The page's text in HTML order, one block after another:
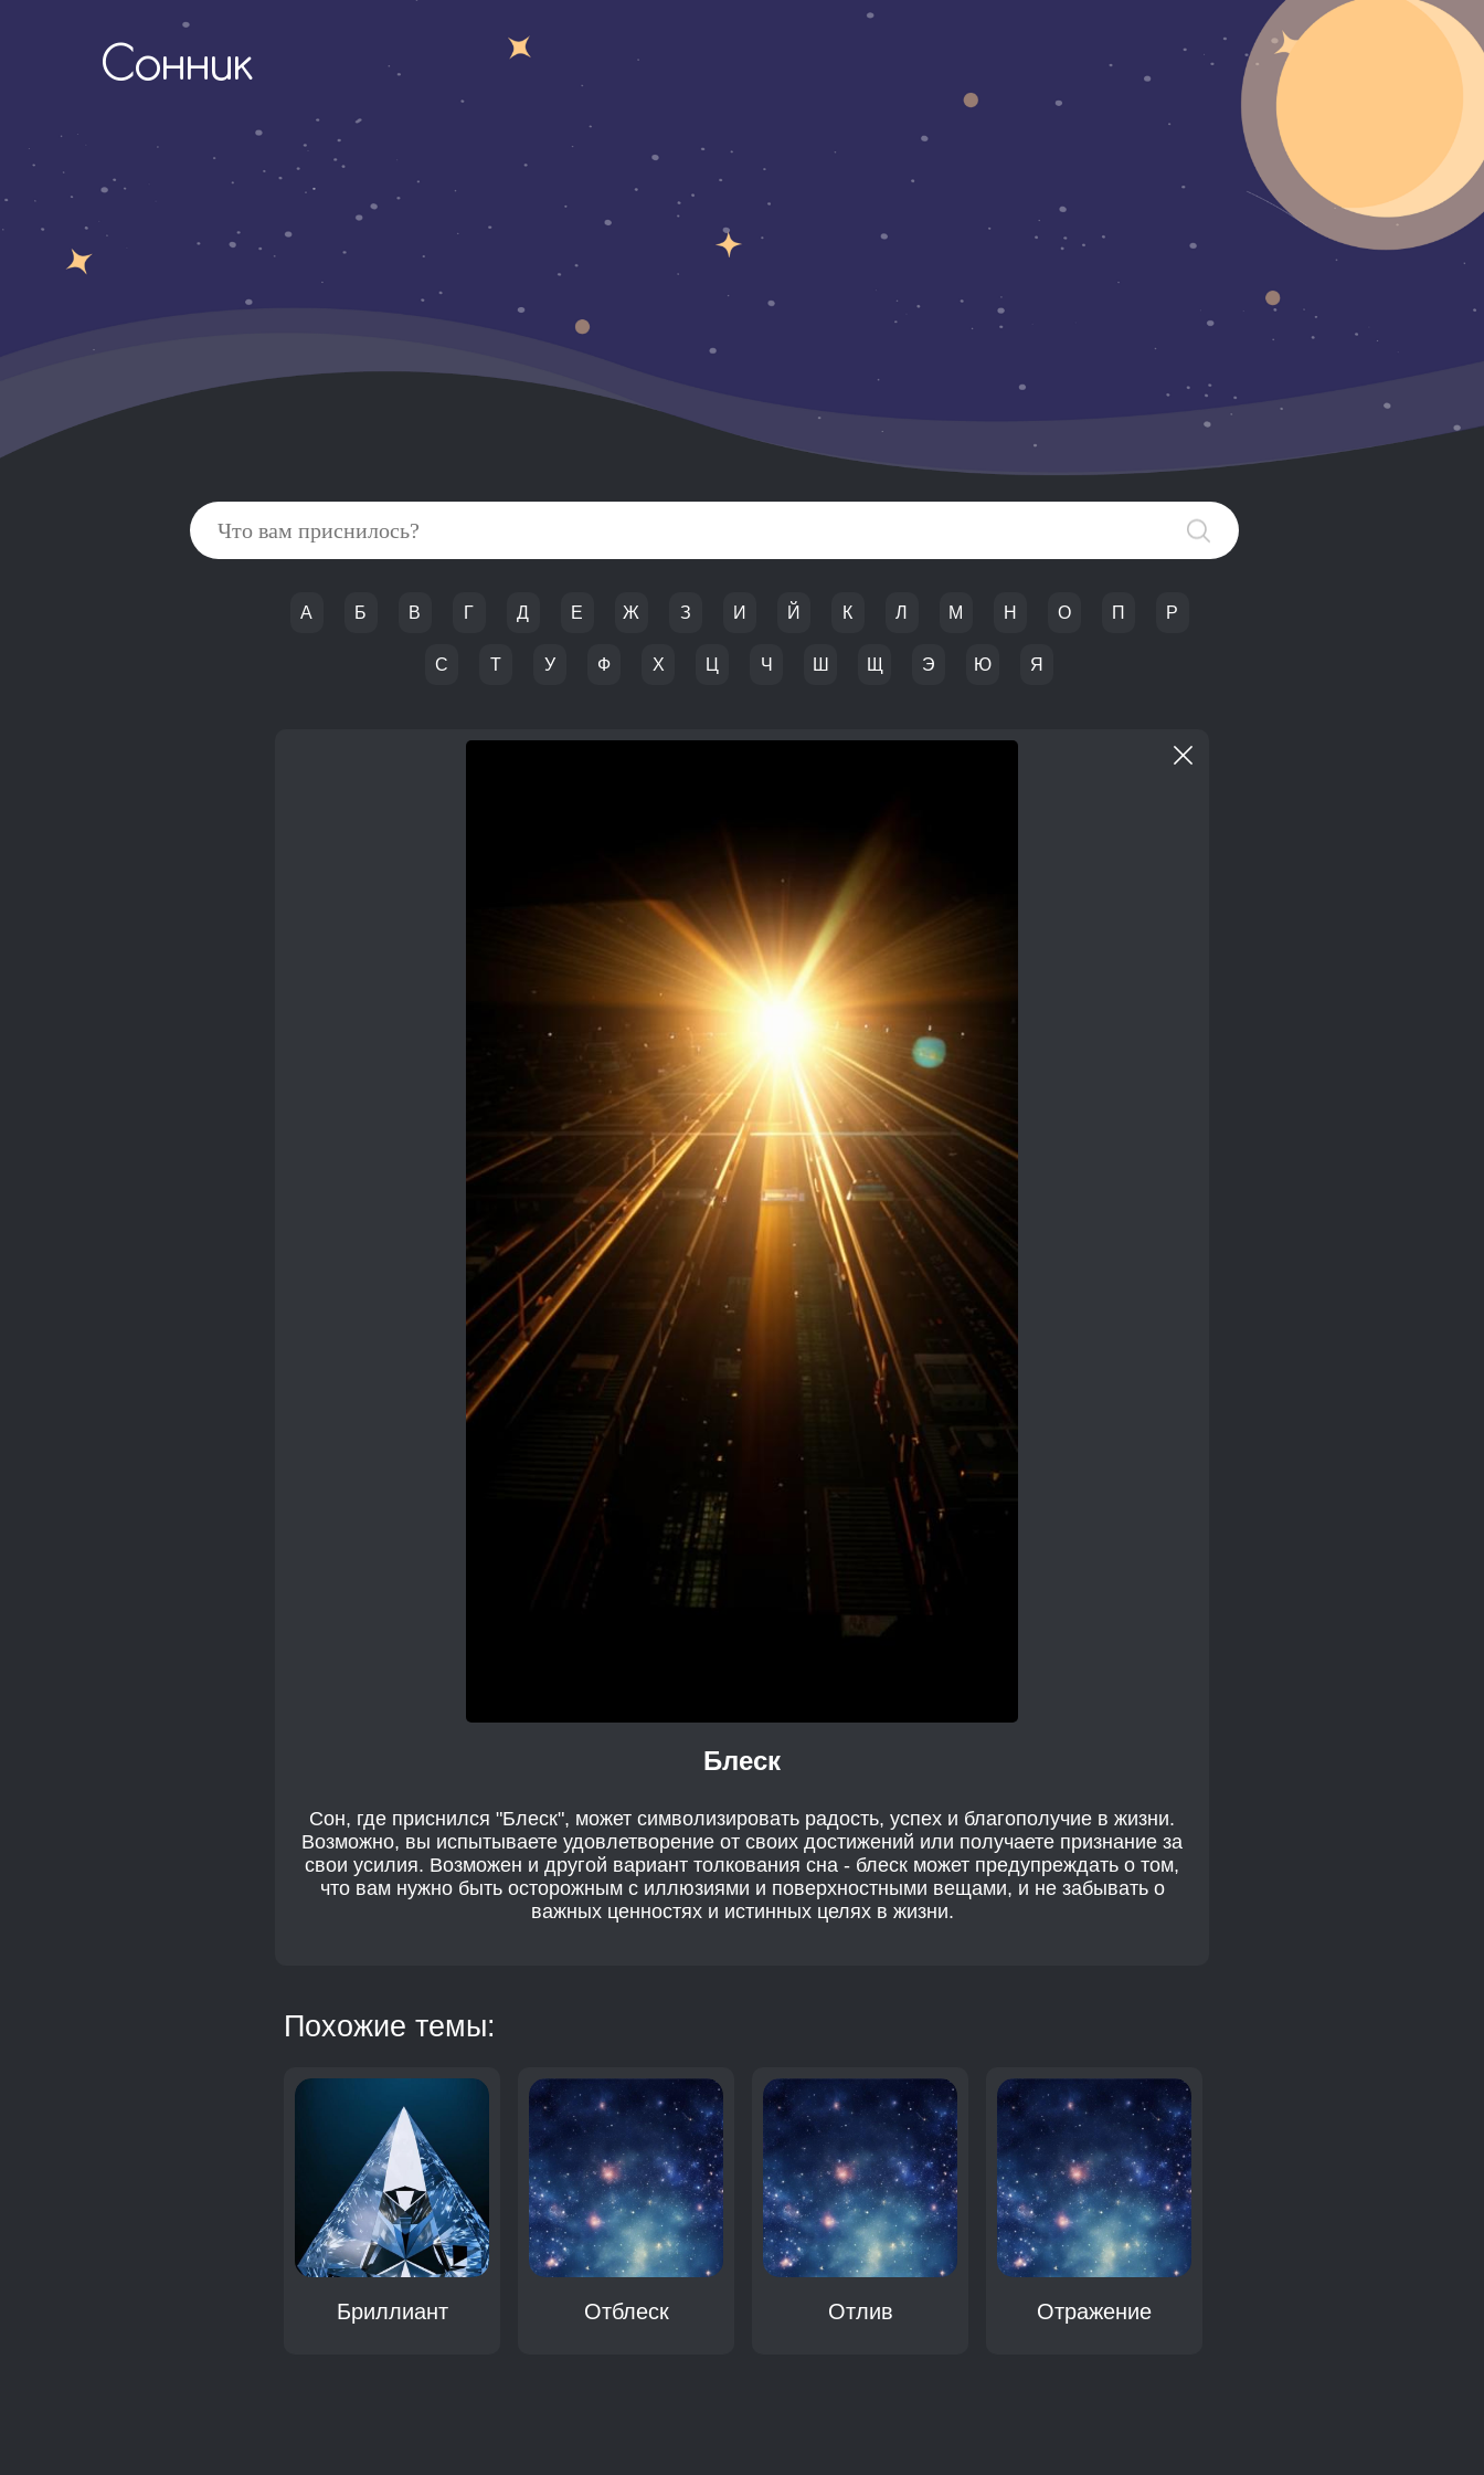
Сонник
А Б В Г Д Е Ж З И Й К Л М Н О П Р
С Т У Ф Х Ц Ч Ш Щ Э Ю Я
Блеск
Сон, где приснился "Блеск", может символизировать радость, успех и благополучие в жизни.
Возможно, вы испытываете удовлетворение от своих достижений или получаете признание за
свои усилия. Возможен и другой вариант толкования сна - блеск может предупреждать о том,
что вам нужно быть осторожным с иллюзиями и поверхностными вещами, и не забывать о
важных ценностях и истинных целях в жизни.
Похожие темы:
Бриллиант Отблеск Отлив Отражение